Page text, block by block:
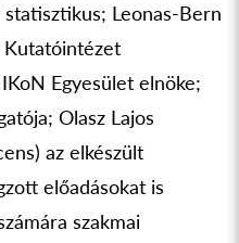
Leonas-Bern
Egyesület elnöke;
Olasz Lajos
az elkészült
előadásokat is
szakmai